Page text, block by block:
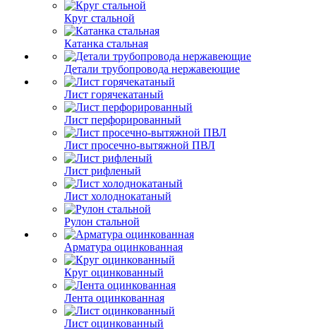
Круг стальной
Катанка стальная
Детали трубопровода нержавеющие
Лист горячекатаный
Лист перфорированный
Лист просечно-вытяжной ПВЛ
Лист рифленый
Лист холоднокатаный
Рулон стальной
Арматура оцинкованная
Круг оцинкованный
Лента оцинкованная
Лист оцинкованный